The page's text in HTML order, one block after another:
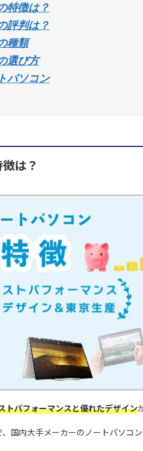
特徴は？
評判は？
種類
選び方
パソコン
は？
トパフォーマンスと優れたデザイン
国内大手メーカーのノートパソコ